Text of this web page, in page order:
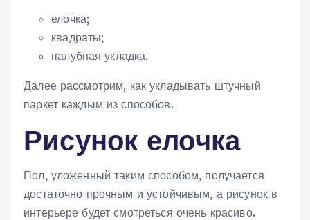
елочка;
квадраты;
палубная укладка.
Далее рассмотрим, как укладывать штучный
паркет каждым из способов.
Рисунок елочка
Пол, уложенный таким способом, получается
достаточно прочным и устойчивым, а рисунок в
интерьере будет смотреться очень красиво.